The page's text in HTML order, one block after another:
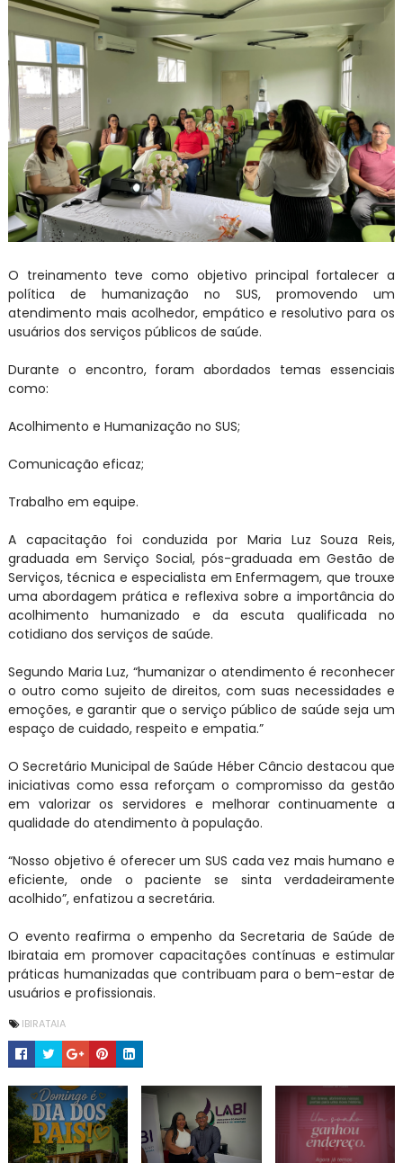
O treinamento teve como objetivo principal fortalecer a
política de humanização no SUS, promovendo um
atendimento mais acolhedor, empático e resolutivo para os
usuários dos serviços públicos de saúde.
Durante o encontro, foram abordados temas essenciais
como:
Acolhimento e Humanização no SUS;
Comunicação eficaz;
Trabalho em equipe.
A capacitação foi conduzida por Maria Luz Souza Reis,
graduada em Serviço Social, pós-graduada em Gestão de
Serviços, técnica e especialista em Enfermagem, que trouxe
uma abordagem prática e reflexiva sobre a importância do
acolhimento humanizado e da escuta qualificada no
cotidiano dos serviços de saúde.
Segundo Maria Luz, “humanizar o atendimento é reconhecer
o outro como sujeito de direitos, com suas necessidades e
emoções, e garantir que o serviço público de saúde seja um
espaço de cuidado, respeito e empatia.”
O Secretário Municipal de Saúde Héber Câncio destacou que
iniciativas como essa reforçam o compromisso da gestão
em valorizar os servidores e melhorar continuamente a
qualidade do atendimento à população.
“Nosso objetivo é oferecer um SUS cada vez mais humano e
eficiente, onde o paciente se sinta verdadeiramente
acolhido”, enfatizou a secretária.
O evento reafirma o empenho da Secretaria de Saúde de
Ibirataia em promover capacitações contínuas e estimular
práticas humanizadas que contribuam para o bem-estar de
usuários e profissionais.
IBIRATAIA